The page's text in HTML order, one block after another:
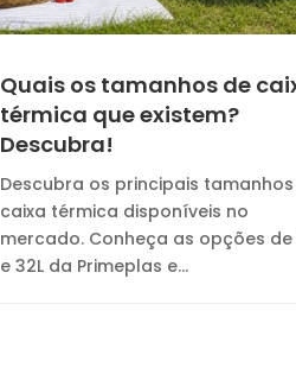
Quais os tamanhos de
térmica que existem?
Descubra!
Descubra os principais
caixa térmica disponíveis no
mercado. Conheça as opções de
e 32L da Primeplas e...